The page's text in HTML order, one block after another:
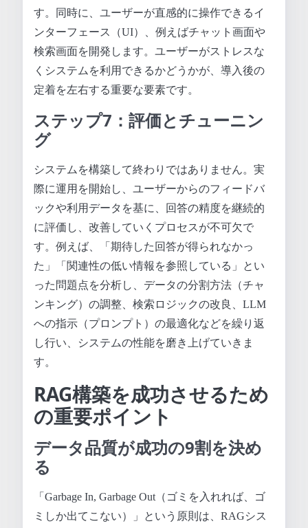
す。同時に、ユーザーが直感的に操作できるイ
ンターフェース（UI）、例えばチャット画面や
検索画面を開発します。ユーザーがストレスな
くシステムを利用できるかどうかが、導入後の
定着を左右する重要な要素です。
ステップ7：評価とチューニン
グ
システムを構築して終わりではありません。実
際に運用を開始し、ユーザーからのフィードバ
ックや利用データを基に、回答の精度を継続的
に評価し、改善していくプロセスが不可欠で
す。例えば、「期待した回答が得られなかっ
た」「関連性の低い情報を参照している」とい
った問題点を分析し、データの分割方法（チャ
ンキング）の調整、検索ロジックの改良、LLM
への指示（プロンプト）の最適化などを繰り返
し行い、システムの性能を磨き上げていきま
す。
RAG構築を成功させるため
の重要ポイント
データ品質が成功の9割を決め
る
「Garbage In, Garbage Out（ゴミを入れれば、ゴ
ミしか出てこない）」という原則は、RAGシス